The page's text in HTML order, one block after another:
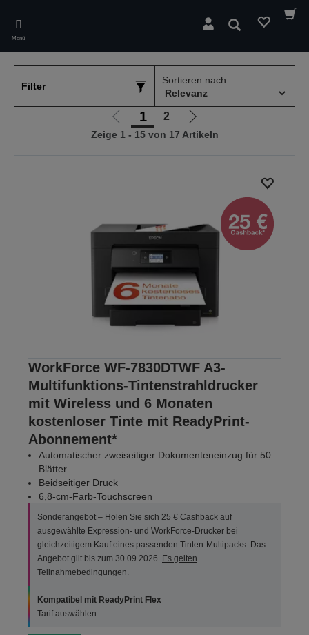
main
content
Menü
Suchen
Filter
Sortieren nach:
Zur
vorherigen
1 2
Zur
nächsten
Zeige 1 - 15 von 17 Artikeln
WorkForce WF-7830DTWF A3-
Multifunktions-Tintenstrahldrucker
mit Wireless und 6 Monaten
kostenloser Tinte mit ReadyPrint-
Abonnement*
Automatischer zweiseitiger Dokumenteneinzug für 50
Blätter
Beidseitiger Druck
6,8-cm-Farb-Touchscreen
Sonderangebot – Holen Sie sich 25 € Cashback auf
ausgewählte Expression- und WorkForce-Drucker bei
gleichzeitigem Kauf eines passenden Tinten-Multipacks. Das
Angebot gilt bis zum 30.09.2026. Es gelten
Teilnahmebedingungen.
Kompatibel mit ReadyPrint Flex
Tarif auswählen